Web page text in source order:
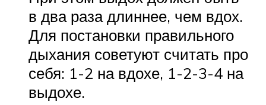
в два раза длиннее, чем вдох.
Для постановки правильного
дыхания советуют считать про
себя: 1-2 на вдохе, 1-2-3-4 на
выдохе.